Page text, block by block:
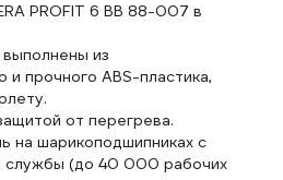
PROFIT 6 ВВ 88-007 в
из
и прочного ABS-пластика,
от перегрева.
на шарикоподшипниках с
службы (до 40 000 рабочих